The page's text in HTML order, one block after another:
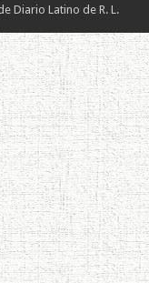
Diario Latino de R. L.